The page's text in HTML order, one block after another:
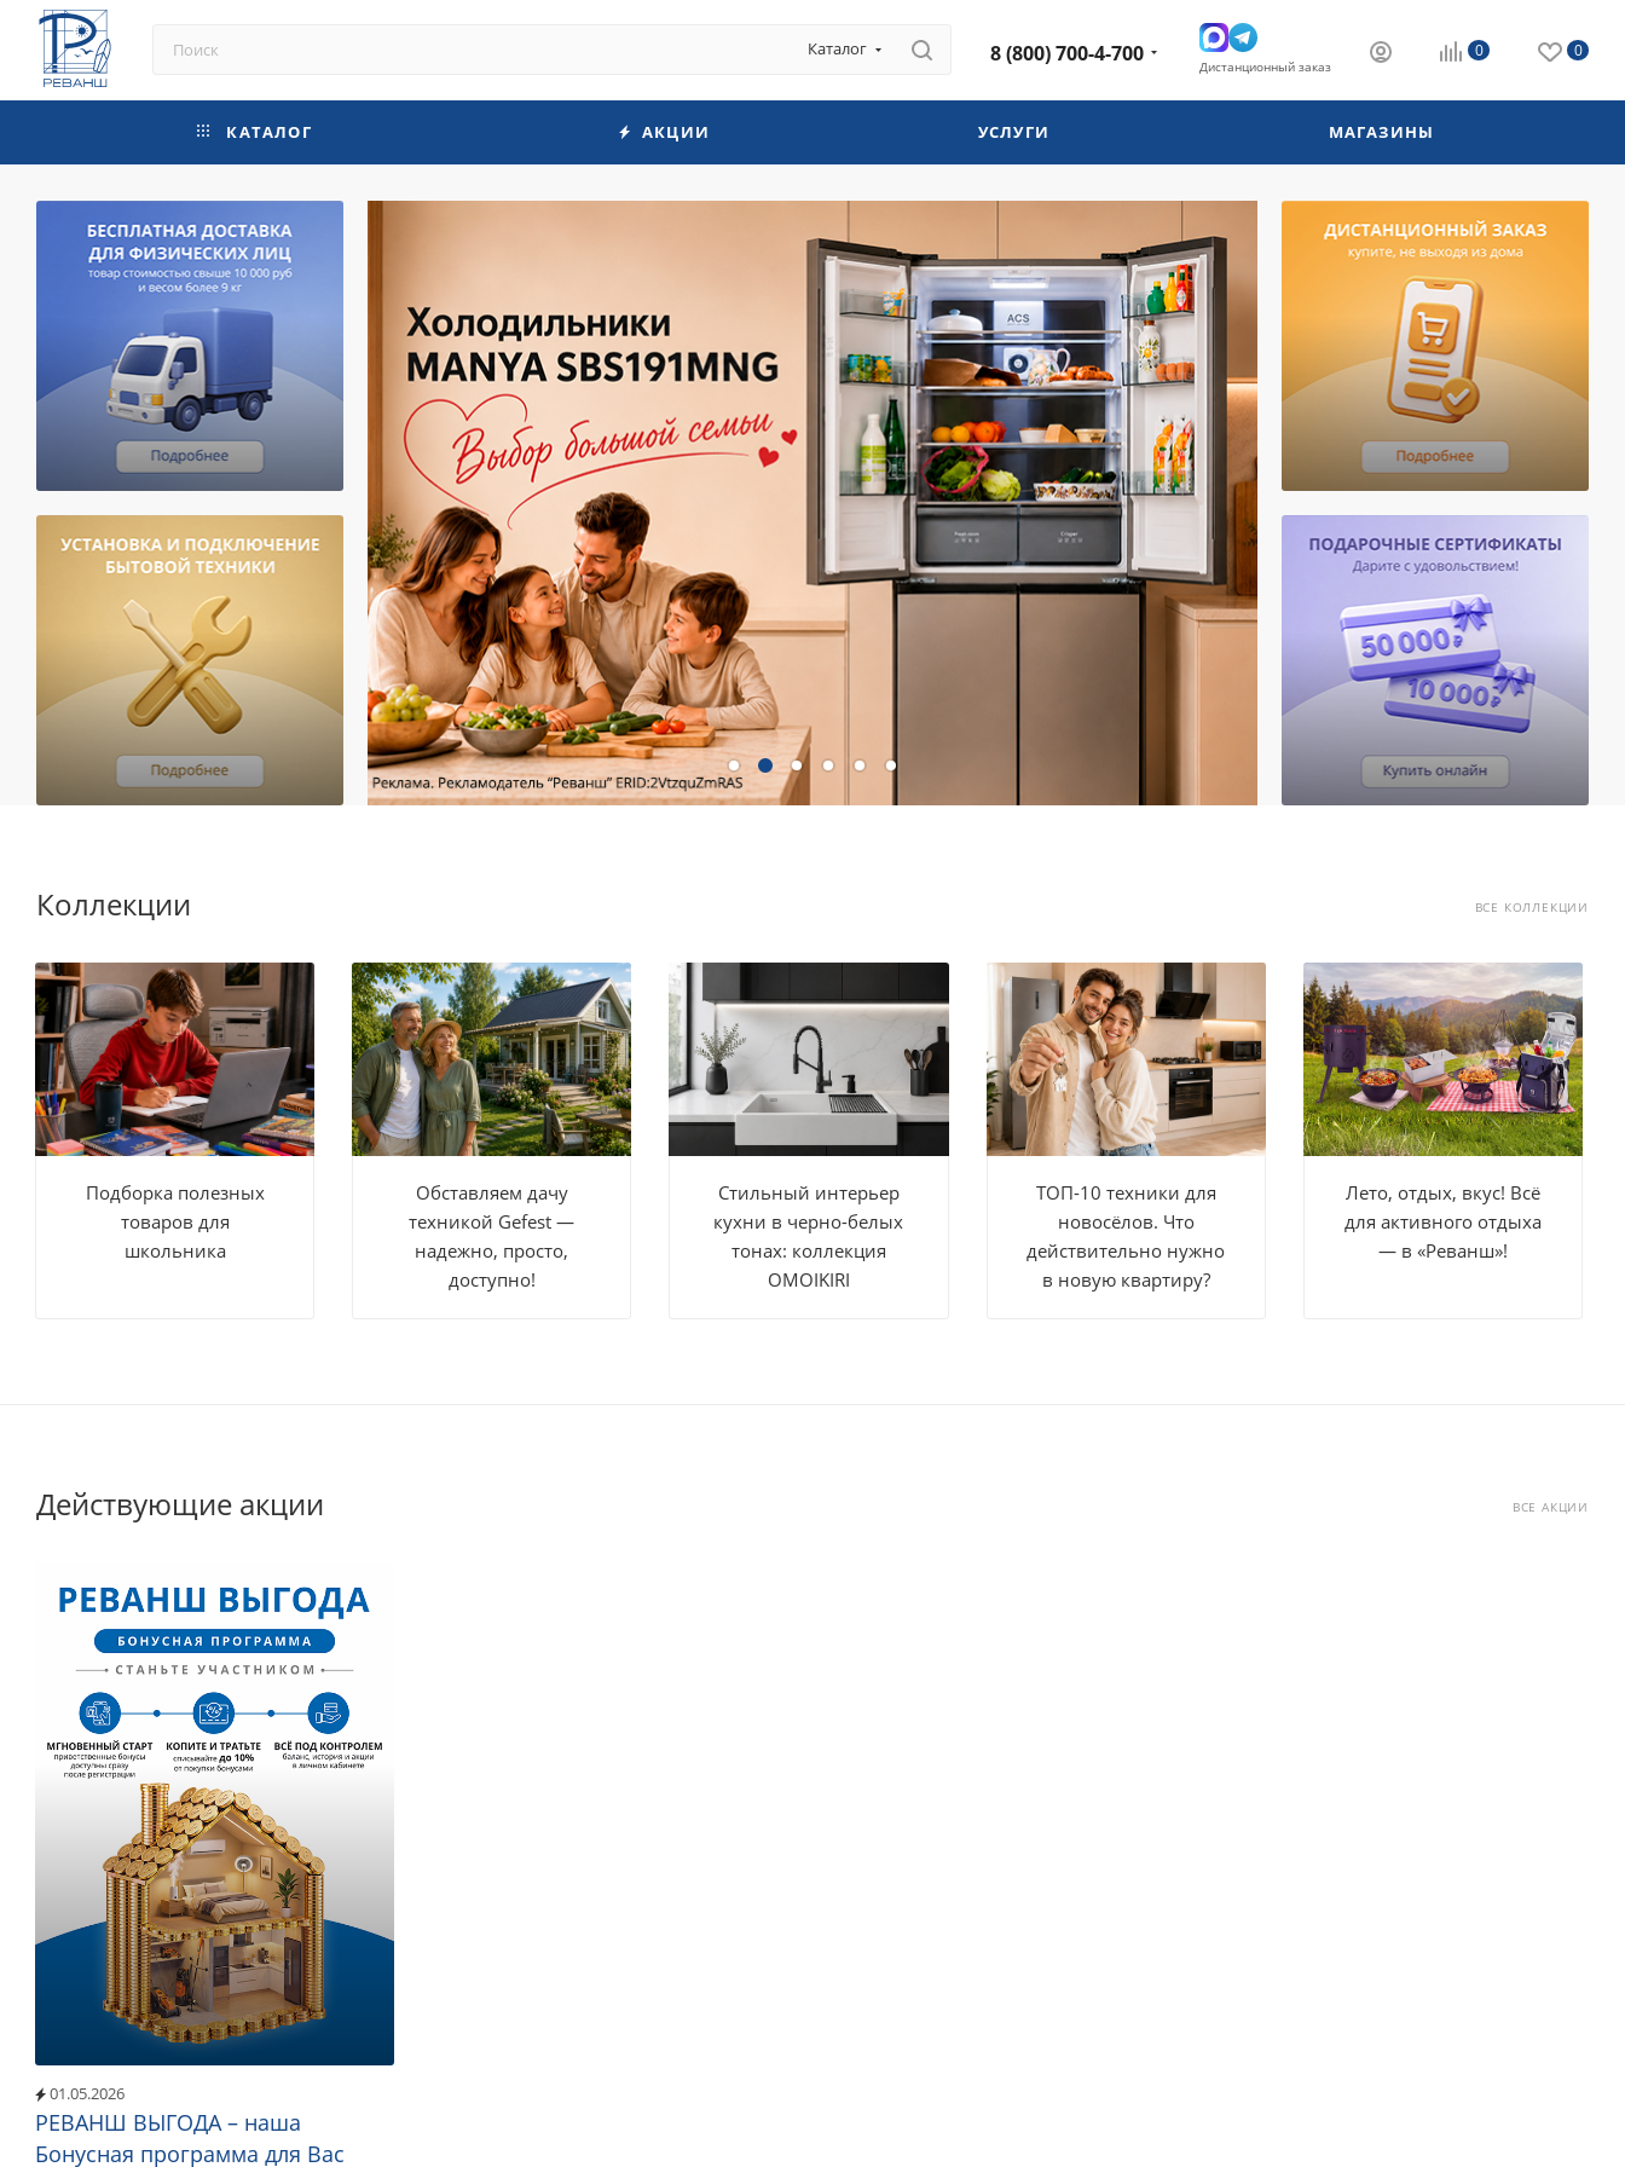
Каталог 8 (800) 700-4-700 Дистанционный заказ
0 0
КАТАЛОГ АКЦИИ УСЛУГИ МАГАЗИНЫ
Коллекции ВСЕ КОЛЛЕКЦИИ
Подборка полезных
товаров для
школьника
Обставляем дачу
техникой Gefest —
надежно, просто,
доступно!
Стильный интерьер
кухни в черно-белых
тонах: коллекция
OMOIKIRI
ТОП-10 техники для
новосёлов. Что
действительно нужно
в новую квартиру?
Лето, отдых, вкус! Всё
для активного отдыха
— в «Реванш»!
Действующие акции ВСЕ АКЦИИ
01.05.2026
РЕВАНШ ВЫГОДА – наша
Бонусная программа для Вас